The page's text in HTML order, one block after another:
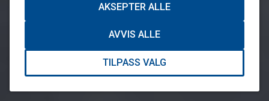
AKSEPTER ALLE
AVVIS ALLE
TILPASS VALG